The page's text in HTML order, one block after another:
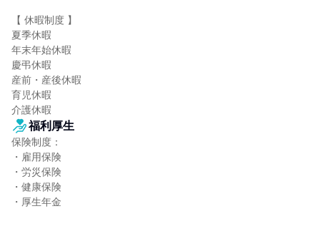
【 休暇制度 】
夏季休暇
年末年始休暇
慶弔休暇
産前・産後休暇
育児休暇
介護休暇
福利厚生
保険制度：
・雇用保険
・労災保険
・健康保険
・厚生年金